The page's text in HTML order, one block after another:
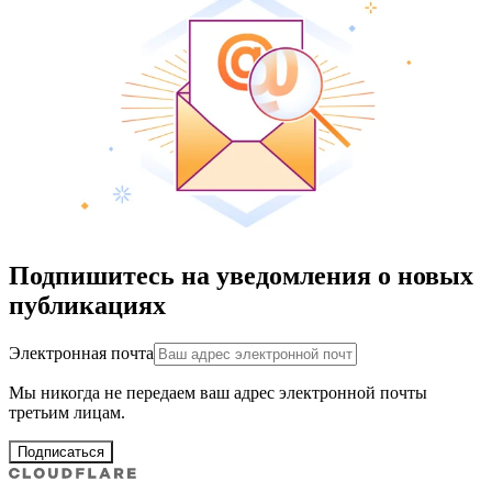
Подпишитесь на уведомления о новых
публикациях
Электронная почта
Мы никогда не передаем ваш адрес электронной почты
третьим лицам.
Подписаться